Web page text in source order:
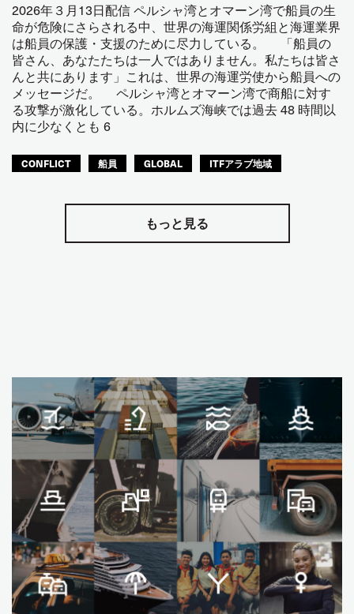
2026年３月13日配信 ペルシャ湾とオマーン湾で船員の生
命が危険にさらされる中、世界の海運関係労組と海運業界
は船員の保護・支援のために尽力している。 「船員の
皆さん、あなたたちは一人ではありません。私たちは皆さ
んと共にあります」これは、世界の海運労使から船員への
メッセージだ。 ペルシャ湾とオマーン湾で商船に対す
る攻撃が激化している。ホルムズ海峡では過去 48 時間以
内に少なくとも 6
CONFLICT 船員 GLOBAL ITFアラブ地域
もっと見る